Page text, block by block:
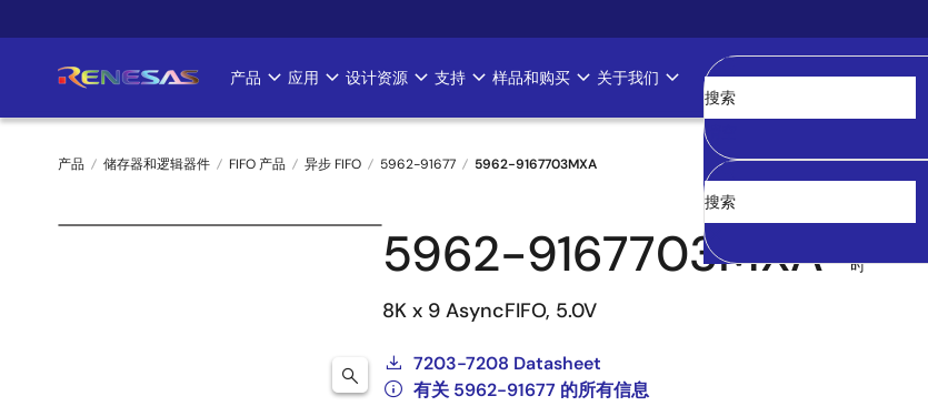
转
要
Main
navigation
产品 应用 设计资源 支持 样品和购买 关于我们
清空
面
产品 储存器和逻辑器件 FIFO 产品 异步 FIFO 5962-91677 5962-9167703MXA
5962-9167703MXA
时
8K x 9 AsyncFIFO, 5.0V
7203-7208 Datasheet
有关 5962-91677 的所有信息